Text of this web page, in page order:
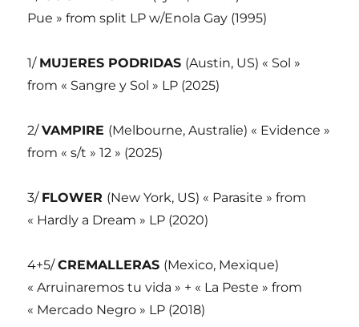
Pue » from split LP w/Enola Gay (1995)
1/ MUJERES PODRIDAS (Austin, US) « Sol »
from « Sangre y Sol » LP (2025)
2/VAMPIRE (Melbourne, Australie) « Evidence »
from « s/t » 12 » (2025)
3/ FLOWER (New York, US) « Parasite » from
« Hardly a Dream » LP (2020)
4+5/CREMALLERAS (Mexico, Mexique)
« Arruinaremos tu vida » + « La Peste » from
« Mercado Negro » LP (2018)